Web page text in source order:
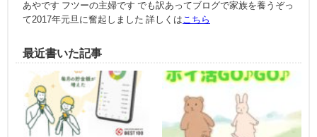
あやです フツーの主婦です でも訳あってブログで家族を養うぞっ
て2017年元旦に奮起しました 詳しくは こちら
最近書いた記事